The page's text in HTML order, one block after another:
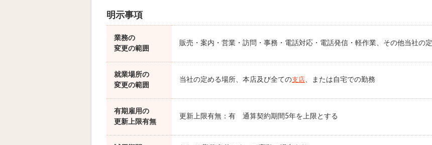
明示事項
業務の
変更の範囲
販売・案内・営業・訪問・事務・電話対応・電話発信・軽作業、その他当社の
就業場所の
変更の範囲
当社の定める場所、本店及び全ての支店、または自宅での勤務
有期雇用の
更新上限有無
更新上限有無：有 通算契約期間5年を上限とする